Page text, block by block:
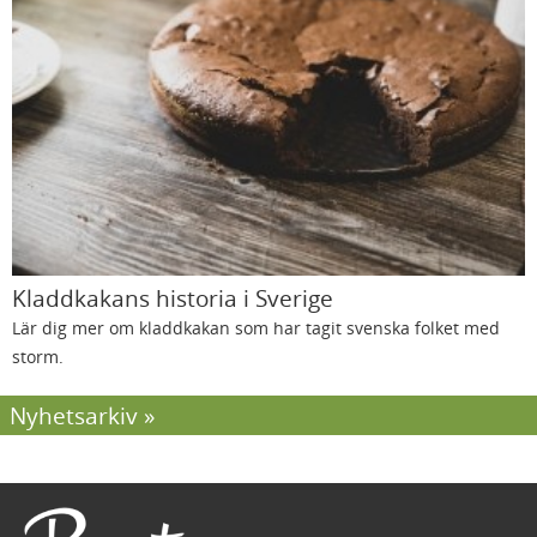
Kladdkakans historia i Sverige
Lär dig mer om kladdkakan som har tagit svenska folket med
storm.
Nyhetsarkiv